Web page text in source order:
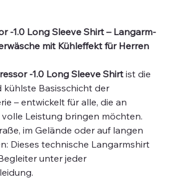
-1.0 Long Sleeve Shirt – Langarm-
mit Kühleffekt für Herren
-1.0 Long Sleeve Shirtist die
kühlste Basisschicht der
– entwickelt für alle, die an
volle Leistung bringen möchten.
im Gelände oder auf langen
Dieses technische Langarmshirt
unter jeder